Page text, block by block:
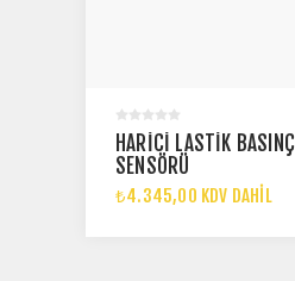
HARICI LASTIK BASINÇ
SENSÖRÜ
₺4.345,00 KDV DAHIL